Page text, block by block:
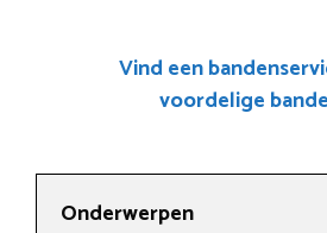
Vind een
voordelige
Onderwerpen